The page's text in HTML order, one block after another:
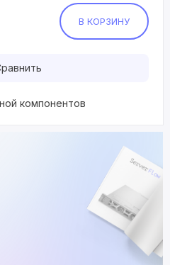
В КОРЗИНУ
компонентов